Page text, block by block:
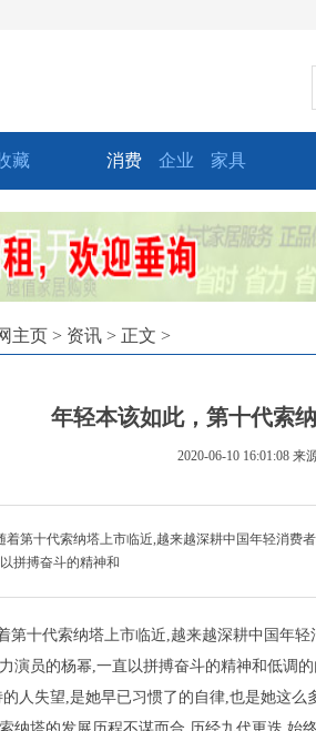
藏 消费 企业 家具
主页 > 资讯 > 正文 >
年轻本该如此，第十代索
2020-06-10 16:01:08 来
着第十代索纳塔上市临近,越来越深耕中国年轻消
拼搏奋斗的精神和
第十代索纳塔上市临近,越来越深耕中国年
演员的杨幂,一直以拼搏奋斗的精神和低调
的人失望,是她早已习惯了的自律,也是她这